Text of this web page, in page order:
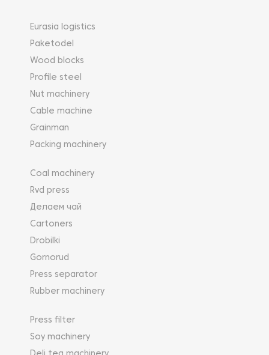
Eurasia logistics
Paketodel
Wood blocks
Profile steel
Nut machinery
Cable machine
Grainman
Packing machinery
Coal machinery
Rvd press
Делаем чай
Cartoners
Drobilki
Gornorud
Press separator
Rubber machinery
Press filter
Soy machinery